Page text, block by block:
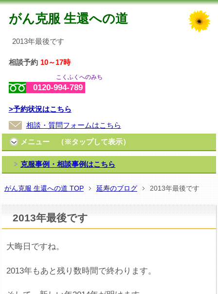
がん克服 生還への道
2013年最後です
相談予約 10～17時
こくふくへのみち
0120-994-789
>予約状況はこちら
相談・質問フォームはこちら
メニュー （※タップして表示）
克服事例・相談事例はこちら
がん克服 生還への道 TOP 延寿のブログ 2013年最後です
2013年最後です
大晦日ですね。
2013年もあと残り数時間で終わります。